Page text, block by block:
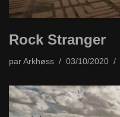
Rock Stranger
par Arkhøss 03/10/2020